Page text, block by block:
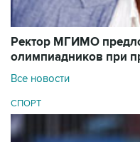
Ректор МГИМО
олимпиадников при
Все новости
СПОРТ